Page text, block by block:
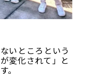
いところという
変化されて」と
。